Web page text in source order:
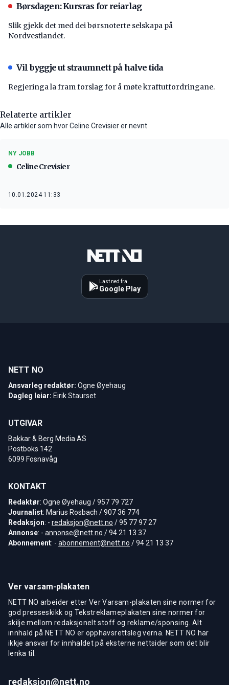
Børsdagen: Kursras for reiarlag
Slik gjekk det med dei børsnoterte selskapa på
Nordvestlandet.
Vil byggje ut straumnett på halve tida
Regjeringa la fram forslag for å møte kraftutfordringane.
Relaterte artikler
Alle artikler som hvor Celine Crevisier er nevnt
NY JOBB
Celine Crevisier
10.01.2024 11:33
Last ned fra
Google Play
NETT NO
Ansvarleg redaktør: Ogne Øyehaug
Dagleg leiar: Eirik Staurset
UTGIVAR
Bakkar & Berg Media AS
Postboks 142
6099 Fosnavåg
KONTAKT
Redaktør: Ogne Øyehaug / 957 79 727
Journalist: Marius Rosbach / 907 36 774
Redaksjon: - redaksjon@nett.no / 95 77 97 27
Annonse: - annonse@nett.no / 94 21 13 37
Abonnement: - abonnement@nett.no / 94 21 13 37
Ver varsam-plakaten
NETT NO arbeider etter Ver Varsam-plakaten sine normer for
god presseskikk og Tekstreklameplakaten sine normer for
skilje mellom redaksjonelt stoff og reklame/sponsing. Alt
innhald på NETT NO er opphavsrettsleg verna. NETT NO har
ikkje ansvar for innhaldet på eksterne nettsider som det blir
lenka til.
redaksjon@nett.no